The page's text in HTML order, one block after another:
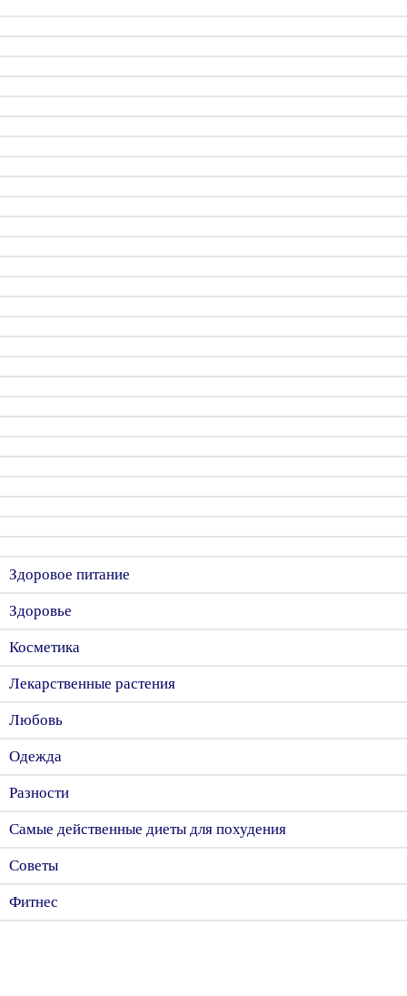
Здоровое питание
Здоровье
Косметика
Лекарственные растения
Любовь
Одежда
Разности
Самые действенные диеты для похудения
Советы
Фитнес